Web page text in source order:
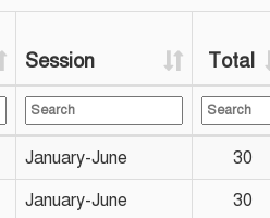
Session Total
January-June 30
January-June 30